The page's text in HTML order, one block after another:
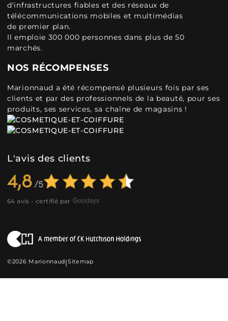
d'infrastructures fiables et des réseaux de
télécommunications mobiles et multimédias
de premier plan.
Il emploie 300 000 personnes dans plus de 50
marchés.
NOS RÉCOMPENSES
Marionnaud a été récompensé plusieurs fois par ses
clients et par des professionnels de la beauté, pour ses
produits, ses services, sa chaîne de magasins !
L'avis des clients
4,8
64 avis - certifié par
©2026 Marionnaud|Sitemap